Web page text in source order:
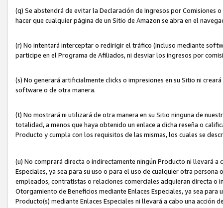
(q) Se abstendrá de evitar la Declaración de Ingresos por
hacer que cualquier página de un Sitio de Amazon se abra en el
(r) No intentará interceptar o redirigir el tráfico (incluso mediante
participe en el Programa de Afiliados, ni desviar los ingresos por
(s) No generará artificialmente clicks o impresiones en su Sitio ni
software o de otra manera.
(t) No mostrará ni utilizará de otra manera en su Sitio ninguna de
totalidad, a menos que haya obtenido un enlace a dicha reseña o
Producto y cumpla con los requisitos de las mismas, los cuales se
(u) No comprará directa o indirectamente ningún Producto ni llevará a
Especiales, ya sea para su uso o para el uso de cualquier otra
empleados, contratistas o relaciones comerciales adquieran directa o
Otorgamiento de Beneficios mediante Enlaces Especiales, ya sea
Producto(s) mediante Enlaces Especiales ni llevará a cabo una